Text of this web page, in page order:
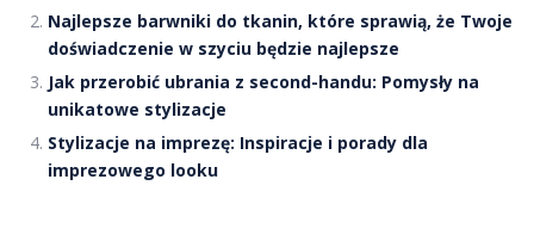
Najlepsze barwniki do tkanin, które sprawią, że Twoje
doświadczenie w szyciu będzie najlepsze
Jak przerobić ubrania z second-handu: Pomysły na
unikatowe stylizacje
Stylizacje na imprezę: Inspiracje i porady dla
imprezowego looku